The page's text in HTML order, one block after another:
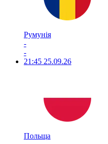
Румунія
-
-
21:45 25.09.26
Польща